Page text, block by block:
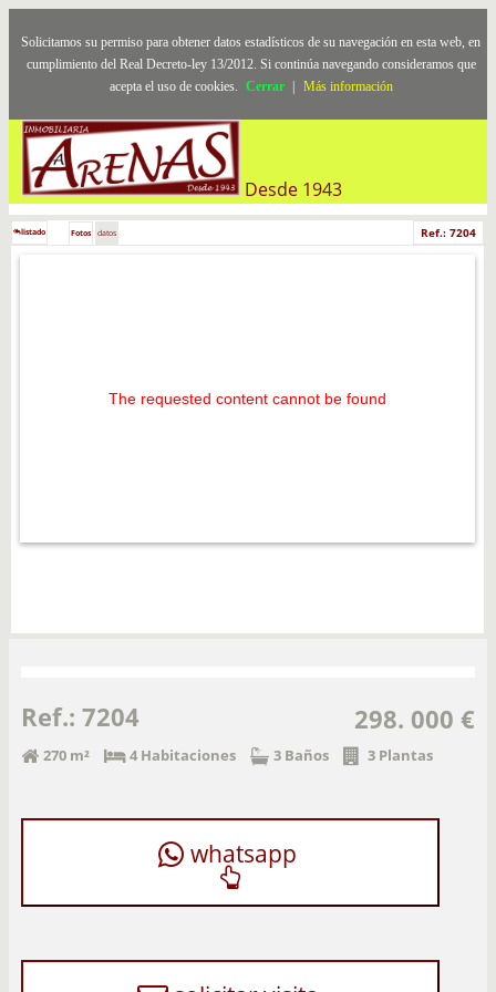
Solicitamos su permiso para obtener datos estadísticos de su navegación en esta web, en
cumplimiento del Real Decreto-ley 13/2012. Si continúa navegando consideramos que
acepta el uso de cookies. Cerrar Más información
Desde 1943
listado Fotos datos Ref.: 7204
The requested content cannot be found
Ref.: 7204 298. 000 €
270 m² 4 Habitaciones 3 Baños 3 Plantas
whatsapp